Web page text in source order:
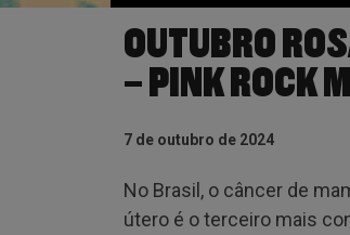
OUTUBRO
– PINK ROCK
7 de outubro de 2024
No Brasil, o câncer de
útero é o terceiro mais